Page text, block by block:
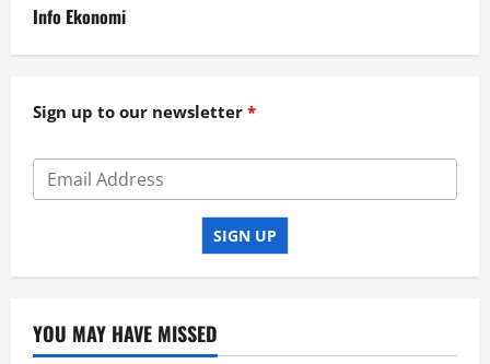
Info Ekonomi
Sign up to our newsletter
SIGN UP
YOU MAY HAVE MISSED